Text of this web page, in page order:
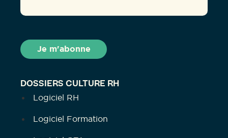
DOSSIERS CULTURE RH
Logiciel RH
Logiciel Formation